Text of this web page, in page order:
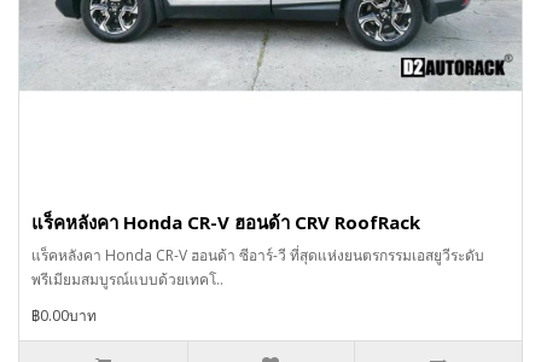
แร็คหลังคา Honda CR-V ฮอนด้า CRV RoofRack
แร็คหลังคา Honda CR-V ฮอนด้า ซีอาร์-วี ที่สุดแห่งยนตรกรรมเอสยูวีระดับ
พรีเมียมสมบูรณ์แบบด้วยเทคโ..
฿0.00บาท